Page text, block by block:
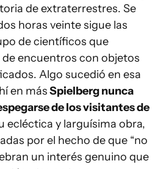
de extraterrestres. Se
horas veinte sigue las
de científicos que
encuentros con objetos
Algo sucedió en esa
en másSpielberg nunca
de los visitantes de
ecléctica y larguísima obra,
por el hecho de que “no
un interés genuino que